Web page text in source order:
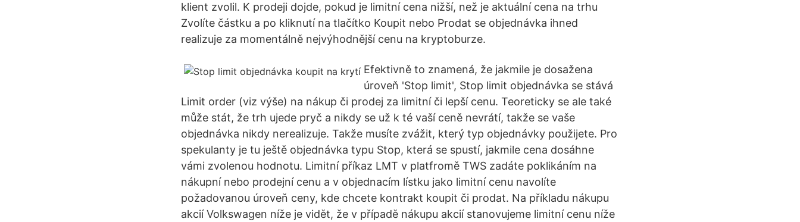
klient zvolil. K prodeji dojde, pokud je limitní cena nižší, než je aktuální cena na trhu
Zvolíte částku a po kliknutí na tlačítko Koupit nebo Prodat se objednávka ihned
realizuje za momentálně nejvýhodnější cenu na kryptoburze.
Efektivně to znamená, že jakmile je dosažena
úroveň 'Stop limit', Stop limit objednávka se stává
Limit order (viz výše) na nákup či prodej za limitní či lepší cenu. Teoreticky se ale také
může stát, že trh ujede pryč a nikdy se už k té vaší ceně nevrátí, takže se vaše
objednávka nikdy nerealizuje. Takže musíte zvážit, který typ objednávky použijete. Pro
spekulanty je tu ještě objednávka typu Stop, která se spustí, jakmile cena dosáhne
vámi zvolenou hodnotu. Limitní příkaz LMT v platfromě TWS zadáte poklikáním na
nákupní nebo prodejní cenu a v objednacím lístku jako limitní cenu navolíte
požadovanou úroveň ceny, kde chcete kontrakt koupit či prodat. Na příkladu nákupu
akcií Volkswagen níže je vidět, že v případě nákupu akcií stanovujeme limitní cenu níže